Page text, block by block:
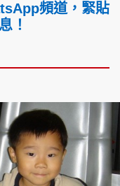
頻道，緊貼
！